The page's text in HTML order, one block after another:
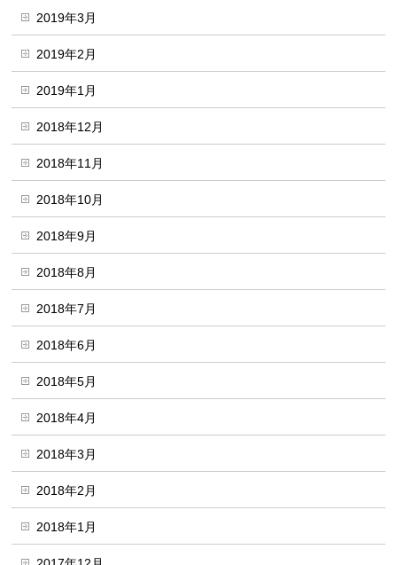
2019年3月
2019年2月
2019年1月
2018年12月
2018年11月
2018年10月
2018年9月
2018年8月
2018年7月
2018年6月
2018年5月
2018年4月
2018年3月
2018年2月
2018年1月